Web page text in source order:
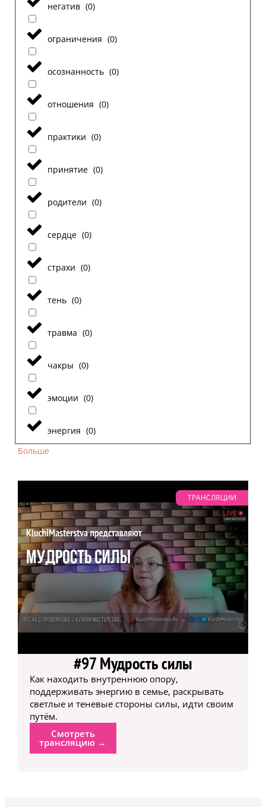
негатив (0)
ограничения (0)
осознанность (0)
отношения (0)
практики (0)
принятие (0)
родители (0)
сердце (0)
страхи (0)
тень (0)
травма (0)
чакры (0)
эмоции (0)
энергия (0)
Больше
ТРАНСЛЯЦИИ
#97 Мудрость силы
Как находить внутреннюю опору,
поддерживать энергию в семье, раскрывать
светлые и теневые стороны силы, идти своим
путём.
Смотреть
трансляцию →